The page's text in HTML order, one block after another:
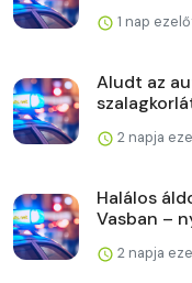
1 nap
Aludt az
2 napja
Halálos
Vasban –
2 napja